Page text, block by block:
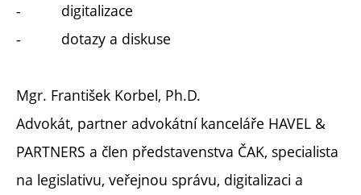
- digitalizace
- dotazy a diskuse
Mgr. František Korbel, Ph.D.
Advokát, partner advokátní kanceláře HAVEL &
PARTNERS a člen představenstva ČAK, specialista
na legislativu, veřejnou správu, digitalizaci a